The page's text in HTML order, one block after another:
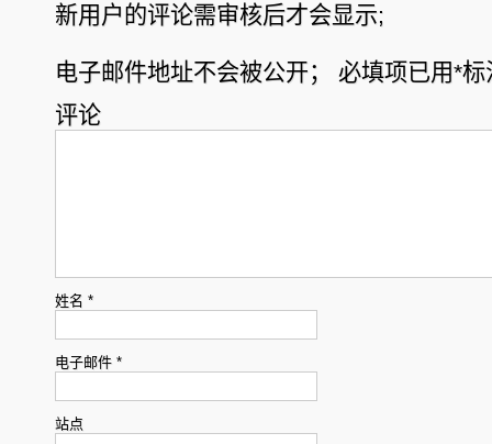
新用户的评论需审核后才会显示;
电子邮件地址不会被公开； 必填项已用*标
评论
姓名 *
电子邮件 *
站点